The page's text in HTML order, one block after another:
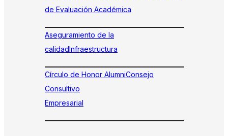
de Evaluación Académica
Aseguramiento de la
calidadInfraestructura
Círculo de Honor AlumniConsejo
Consultivo
Empresarial